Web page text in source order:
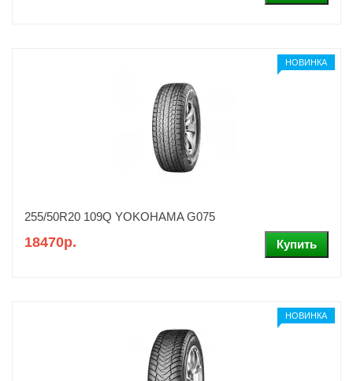
НОВИНКА
255/50R20 109Q YOKOHAMA G075
18470р.
НОВИНКА